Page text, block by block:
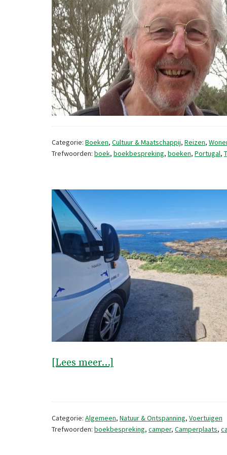
Categorie: Boeken, Cultuur & Maatschappij, Reizen,
Trefwoorden: boek, boekbespreking, boeken, Portugal,
[Lees meer...]
de
Categorie: Algemeen, Natuur & Ontspanning, Voertuigen
Trefwoorden: boekbespreking, camper, Camperplaats,